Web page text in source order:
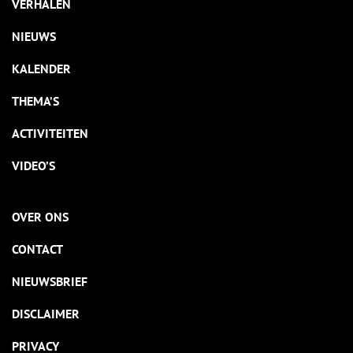
VERHALEN
NIEUWS
KALENDER
THEMA’S
ACTIVITEITEN
VIDEO’S
OVER ONS
CONTACT
NIEUWSBRIEF
DISCLAIMER
PRIVACY